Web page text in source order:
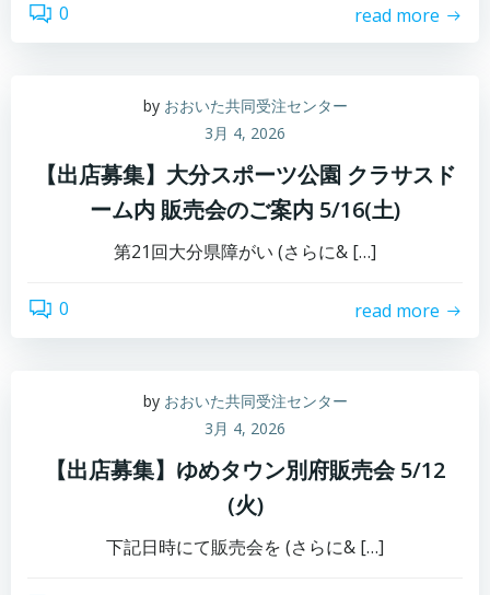
0 read more
by おおいた共同受注センター
3月 4, 2026
【出店募集】大分スポーツ公園 クラサスド
ーム内 販売会のご案内 5/16(土)
第21回大分県障がい (さらに& […]
0 read more
by おおいた共同受注センター
3月 4, 2026
【出店募集】ゆめタウン別府販売会 5/12
(火)
下記日時にて販売会を (さらに& […]